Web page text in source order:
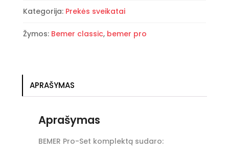
Kategorija: Prekės sveikatai
Žymos: Bemer classic, bemer pro
APRAŠYMAS
Aprašymas
BEMER Pro-Set komplektą sudaro: